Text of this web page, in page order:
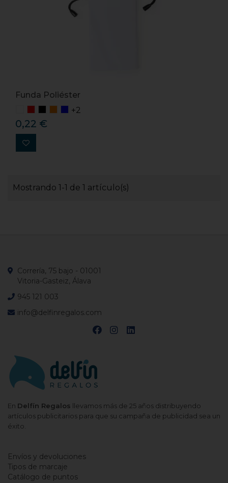
Funda Poliéster
+2
0,22 €
Mostrando 1-1 de 1 artículo(s)
En Delfín Regalos llevamos más de 25 años distribuyendo
artículos publicitarios para que su campaña de publicidad sea un
éxito.
Correría, 75 bajo - 01001
Vitoria-Gasteiz, Álava
945 121 003
info@delfinregalos.com
Envíos y devoluciones
Tipos de marcaje
Catálogo de puntos